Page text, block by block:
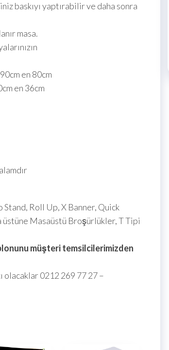
baskıyı yaptırabilir ve daha sonra
masa.
en 80cm
en 36cm
Roll Up, X Banner, Quick
üstüne Masaüstü Broşürlükler, T Tipi
müşteri temsilcilerimizden
olacaklar 0212 269 77 27 –